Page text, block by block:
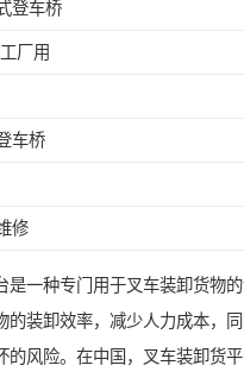
登车桥
厂用
车桥
修
是一种专门用于叉车装卸货物的
的装卸效率，减少人力成本，同
的风险。在中国，叉车装卸货